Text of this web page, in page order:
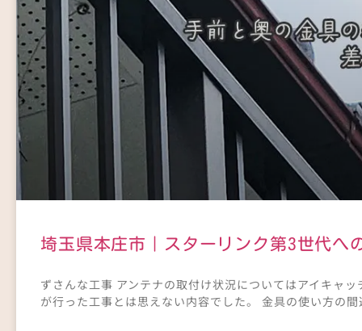
埼玉県本庄市｜スターリンク第3世代へ
ずさんな工事 アンテナの取付け状況についてはアイキャ
が行った工事とは思えない内容でした。 金具の使い方の